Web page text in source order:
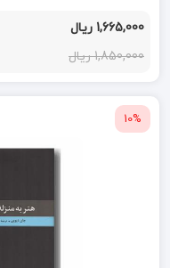
1,665,000 ریال
1,850,000 ریال
10%